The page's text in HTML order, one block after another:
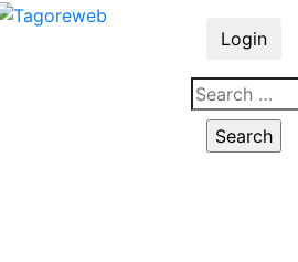
Login